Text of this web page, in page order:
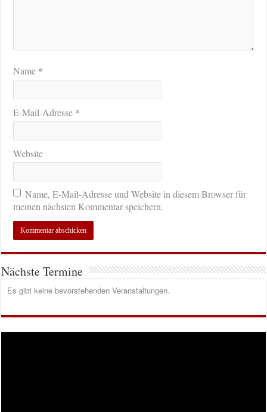
Name *
E-Mail-Adresse *
Website
Name, E-Mail-Adresse und Website in diesem Browser für
meinen nächsten Kommentar speichern.
Nächste Termine
Es gibt keine bevorstehenden Veranstaltungen.